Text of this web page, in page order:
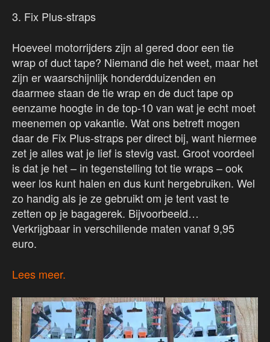
3. Fix Plus-straps
Hoeveel motorrijders zijn al gered door een tie
wrap of duct tape? Niemand die het weet, maar het
zijn er waarschijnlijk honderdduizenden en
daarmee staan de tie wrap en de duct tape op
eenzame hoogte in de top-10 van wat je echt moet
meenemen op vakantie. Wat ons betreft mogen
daar de Fix Plus-straps per direct bij, want hiermee
zet je alles wat je lief is stevig vast. Groot voordeel
is dat je het – in tegenstelling tot tie wraps – ook
weer los kunt halen en dus kunt hergebruiken. Wel
zo handig als je ze gebruikt om je tent vast te
zetten op je bagagerek. Bijvoorbeeld…
Verkrijgbaar in verschillende maten vanaf 9,95
euro.
Lees meer.